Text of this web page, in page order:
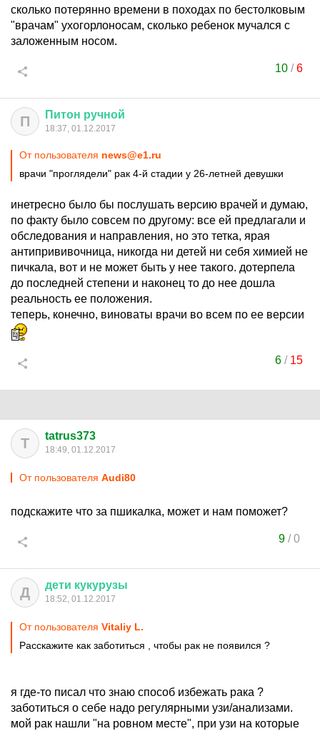
сколько потерянно времени в походах по бестолковым
"врачам" ухогорлоносам, сколько ребенок мучался с
заложенным носом.
10 /6
П Питон ручной
18:37, 01.12.2017
От пользователя news@e1.ru
врачи "проглядели" рак 4-й стадии у 26-летней девушки
инетресно было бы послушать версию врачей и думаю,
по факту было совсем по другому: все ей предлагали и
обследования и направления, но это тетка, ярая
антипрививочница, никогда ни детей ни себя химией не
пичкала, вот и не может быть у нее такого. дотерпела
до последней степени и наконец то до нее дошла
реальность ее положения.
теперь, конечно, виноваты врачи во всем по ее версии
6 / 15
T tatrus373
18:49, 01.12.2017
От пользователя Audi80
подскажите что за пшикалка, может и нам поможет?
9/0
Д дети кукурузы
18:52, 01.12.2017
От пользователя Vitaliy L.
Расскажите как заботиться , чтобы рак не появился ?
я где-то писал что знаю способ избежать рака ?
заботиться о себе надо регулярными узи/анализами.
мой рак нашли "на ровном месте", при узи на которые